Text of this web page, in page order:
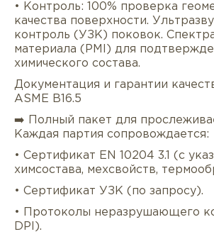
• Контроль: 100% проверка
качества поверхности.
контроль (УЗК) поковок.
материала (PMI) для
химического состава.
Документация и гарантии
ASME B16.5
➡️ Полный пакет для
Каждая партия сопровождается:
• Сертификат EN 10204 3.1 (с
химсостава, мехсвойств,
• Сертификат УЗК (по запросу).
• Протоколы неразрушающего
DPI).